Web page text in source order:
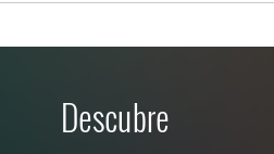
Descubre